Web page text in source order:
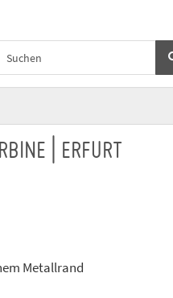
| ERFURT
Metallrand